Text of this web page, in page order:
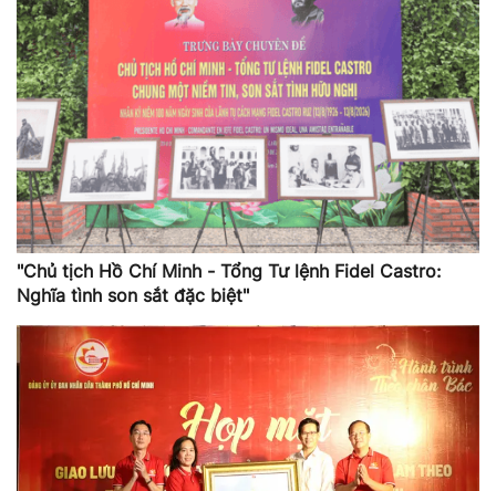
"Chủ tịch Hồ Chí Minh - Tổng Tư lệnh Fidel Castro:
Nghĩa tình son sắt đặc biệt"